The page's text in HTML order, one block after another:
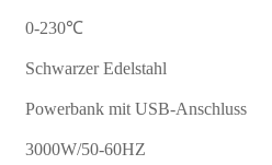
0-230℃
Schwarzer Edelstahl
Powerbank mit USB-Anschluss
3000W/50-60HZ